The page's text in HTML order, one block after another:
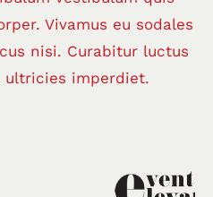
Vivamus eu sodales
nisi. Curabitur luctus
ultricies imperdiet.